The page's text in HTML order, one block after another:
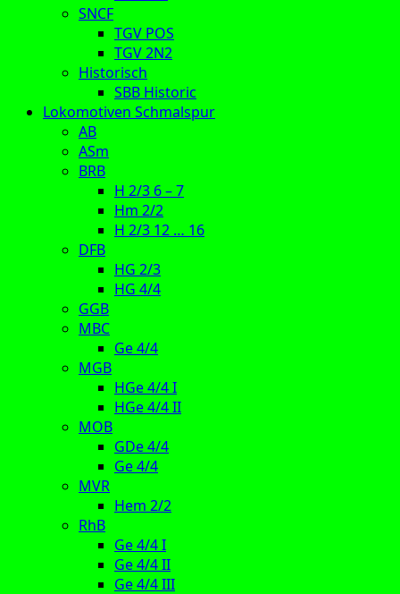
SNCF
TGV POS
TGV 2N2
Historisch
SBB Historic
Lokomotiven Schmalspur
AB
ASm
BRB
H 2/3 6 – 7
Hm 2/2
H 2/3 12 … 16
DFB
HG 2/3
HG 4/4
GGB
MBC
Ge 4/4
MGB
HGe 4/4 I
HGe 4/4 II
MOB
GDe 4/4
Ge 4/4
MVR
Hem 2/2
RhB
Ge 4/4 I
Ge 4/4 II
Ge 4/4 III